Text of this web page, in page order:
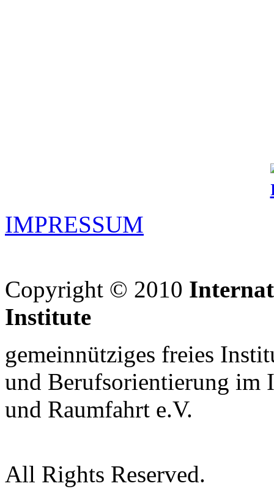
IMPRESSUM
Copyright © 2010
Institute
gemeinnütziges freies
und Berufsorientierung im
und Raumfahrt e.V.
All Rights Reserved.